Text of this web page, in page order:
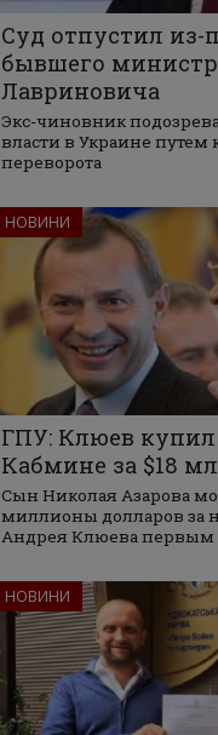
Суд отпустил из-
бывшего
Лавриновича
Экс-чиновник
власти в Украине путем
переворота
НОВИНИ
ГПУ: Клюев
Кабмине за $18
Сын Николая Азарова
миллионы долларов за
Андрея Клюева
НОВИНИ